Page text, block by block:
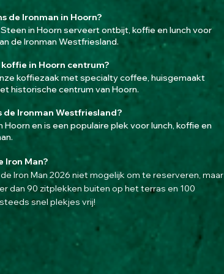
de Ironman in Hoorn?
in Hoorn serveert ontbijt, koffie en lunch voor
de Ironman Westfriesland.
in Hoorn centrum?
koffiezaak met specialty coffee, huisgemaakt
historische centrum van Hoorn.
de Ironman Westfriesland?
en is een populaire plek voor lunch, koffie en
Iron Man?
Iron Man 2026 niet mogelijk om te reserveren, maar
dan 90 zitplekken buiten op het terras en 100
snel plekjes vrij!